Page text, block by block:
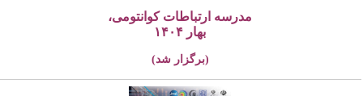
مدرسه ارتباطات کوانتومی،
بهار ۱۴۰۴
(برگزار شد)